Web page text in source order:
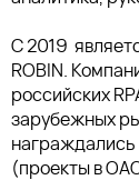
С 2019
ROBIN.
российских
зарубежных
награждались
(проекты в